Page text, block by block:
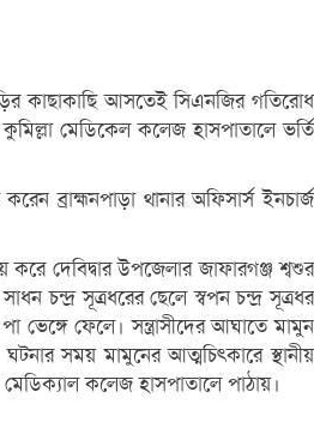
কাছাকাছি আসতেই সিএনজির গতিরোধ
মেডিকেল কলেজ হাসপাতালে ভর্তি
ব্রাহ্মনপাড়া থানার অফিসার্স ইনচার্জ
করে দেবিদ্বার উপজেলার জাফারগঞ্জ শ্বশুর
সূত্রধরের ছেলে স্বপন চন্দ্র সূত্রধর
ফেলে। সন্ত্রাসীদের আঘাতে মামুন
সময় মামুনের আত্মচিৎকারে স্থানীয়
কলেজ হাসপাতালে পাঠায়।